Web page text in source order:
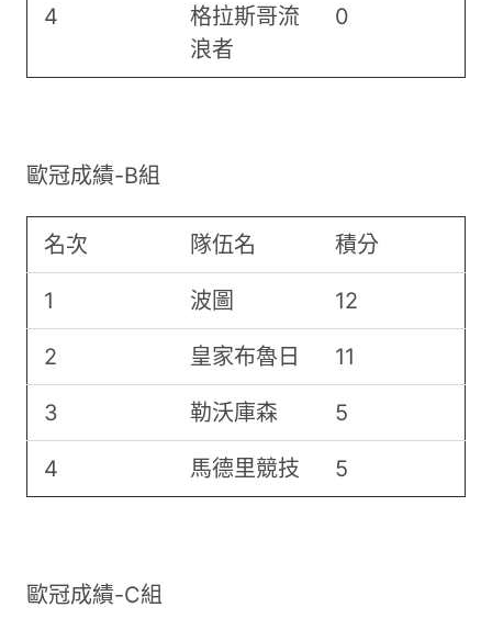
4
格拉斯哥流
浪者
0
歐冠成績-B組
名次 隊伍名 積分
1 波圖 12
2 皇家布魯日 11
3 勒沃庫森 5
4 馬德里競技 5
歐冠成績-C組